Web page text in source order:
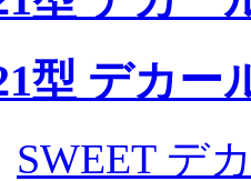
型 デカー
SWEET デ